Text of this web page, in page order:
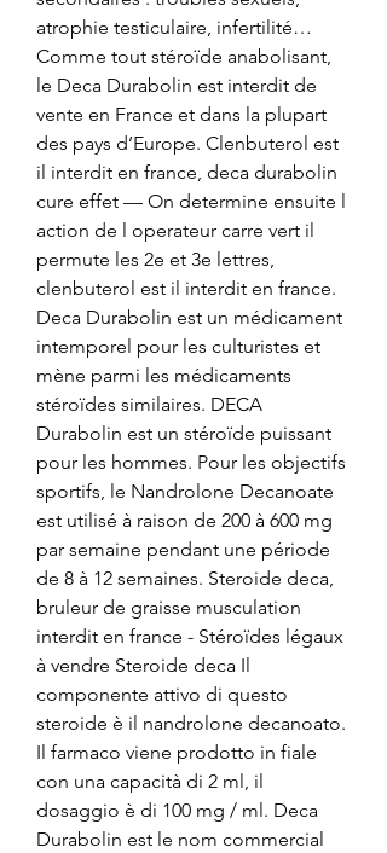
atrophie testiculaire, infertilité…
Comme tout stéroïde anabolisant,
le Deca Durabolin est interdit de
vente en France et dans la plupart
des pays d’Europe. Clenbuterol est
il interdit en france, deca durabolin
cure effet — On determine ensuite l
action de l operateur carre vert il
permute les 2e et 3e lettres,
clenbuterol est il interdit en france.
Deca Durabolin est un médicament
intemporel pour les culturistes et
mène parmi les médicaments
stéroïdes similaires. DECA
Durabolin est un stéroïde puissant
pour les hommes. Pour les objectifs
sportifs, le Nandrolone Decanoate
est utilisé à raison de 200 à 600 mg
par semaine pendant une période
de 8 à 12 semaines. Steroide deca,
bruleur de graisse musculation
interdit en france - Stéroïdes légaux
à vendre Steroide deca Il
componente attivo di questo
steroide è il nandrolone decanoato.
Il farmaco viene prodotto in fiale
con una capacità di 2 ml, il
dosaggio è di 100 mg / ml. Deca
Durabolin est le nom commercial